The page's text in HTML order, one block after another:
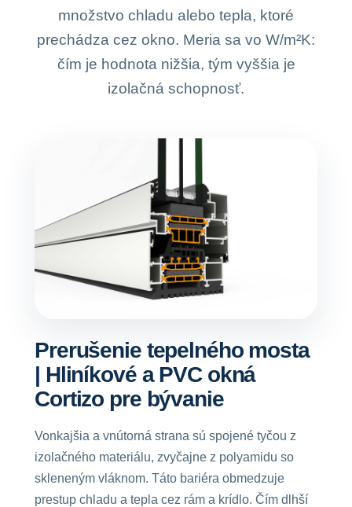
množstvo chladu alebo tepla, ktoré
prechádza cez okno. Meria sa vo W/m²K:
čím je hodnota nižšia, tým vyššia je
izolačná schopnosť.
Prerušenie tepelného mosta
| Hliníkové a PVC okná
Cortizo pre bývanie
Vonkajšia a vnútorná strana sú spojené tyčou z
izolačného materiálu, zvyčajne z polyamidu so
skleneným vláknom. Táto bariéra obmedzuje
prestup chladu a tepla cez rám a krídlo. Čím dlhší